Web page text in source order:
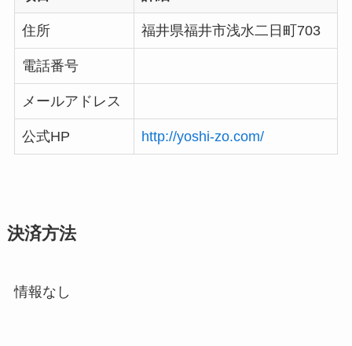
住所 福井県福井市浅水二日町703
電話番号
メールアドレス
公式HP http://yoshi-zo.com/
決済方法
情報なし